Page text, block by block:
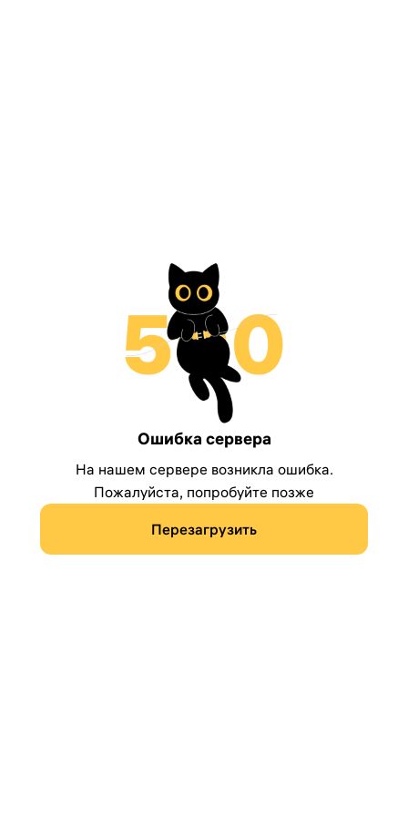
Ошибка сервера
На нашем сервере возникла ошибка.
Пожалуйста, попробуйте позже
Перезагрузить